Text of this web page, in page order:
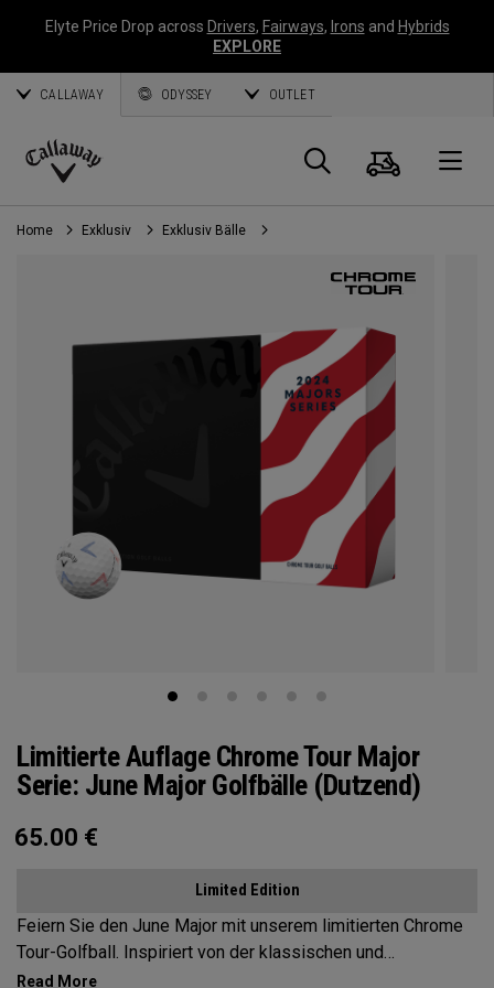
Elyte Price Drop across Drivers, Fairways, Irons and Hybrids
EXPLORE
CALLAWAY ODYSSEY OUTLET
Callaway
Golf
Suche
Home Exklusiv Exklusiv Bälle
Limitierte Auflage Chrome Tour Major
Serie: June Major Golfbälle (Dutzend)
65.00 €
Limited Edition
Feiern Sie den June Major mit unserem limitierten Chrome
Tour-Golfball. Inspiriert von der klassischen und
traditionellen, von Bäumen gesäumten Schönheit des